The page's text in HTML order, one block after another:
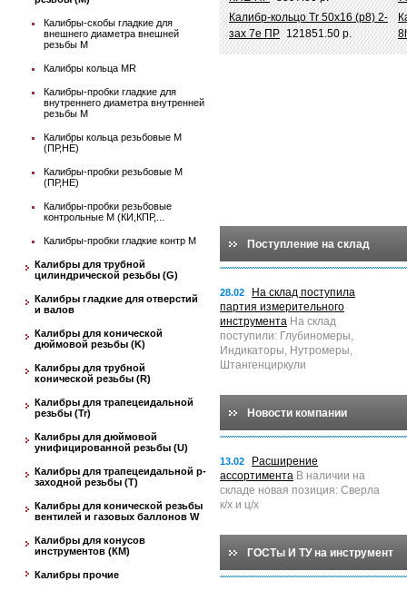
Калибры-скобы гладкие для
внешнего диаметра внешней
резьбы М
Калибры кольца MR
Калибры-пробки гладкие для
внутреннего диаметра внутренней
резьбы М
Калибры кольца резьбовые М
(ПР,НЕ)
Калибры-пробки резьбовые М
(ПР,НЕ)
Калибры-пробки резьбовые
контрольные М (КИ,КПР,...
Калибры-пробки гладкие контр М
Калибры для трубной
цилиндрической резьбы (G)
Калибры гладкие для отверстий
и валов
Калибры для конической
дюймовой резьбы (K)
Калибры для трубной
конической резьбы (R)
Калибры для трапецеидальной
резьбы (Tr)
Калибры для дюймовой
унифицированной резьбы (U)
Калибры для трапецеидальной p-
заходной резьбы (T)
Калибры для конической резьбы
вентилей и газовых баллонов W
Калибры для конусов
инструментов (КМ)
Калибры прочие
Калибр-кольцо Tr 50х16 (р8) 2-
зах 7e ПР 121851.50 р.
Поступление на склад
28.02
На склад поступила
партия измерительного
инструмента На склад
поступили: Глубиномеры,
Индикаторы, Нутромеры,
Штангенциркули
Новости компании
13.02
Расширение
ассортимента В наличии на
складе новая позиция: Сверла
к/х и ц/х
ГОСТы И ТУ на инструмент